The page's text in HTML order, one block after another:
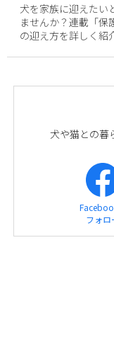
犬を家族に迎えたい
ませんか？連載「保
の迎え方を詳しく紹
犬や猫との暮
フォロ